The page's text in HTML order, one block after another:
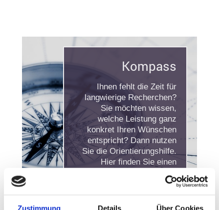
Zustimmung Details Über Cookies
Kompass
Ihnen fehlt die Zeit für
langwierige Recherchen?
Sie möchten wissen,
welche Leistung ganz
konkret Ihren Wünschen
entspricht? Dann nutzen
Sie die Orientierungshilfe.
Hier finden Sie einen
Leistungs- und
Preisüberblick.
Leistungs- und